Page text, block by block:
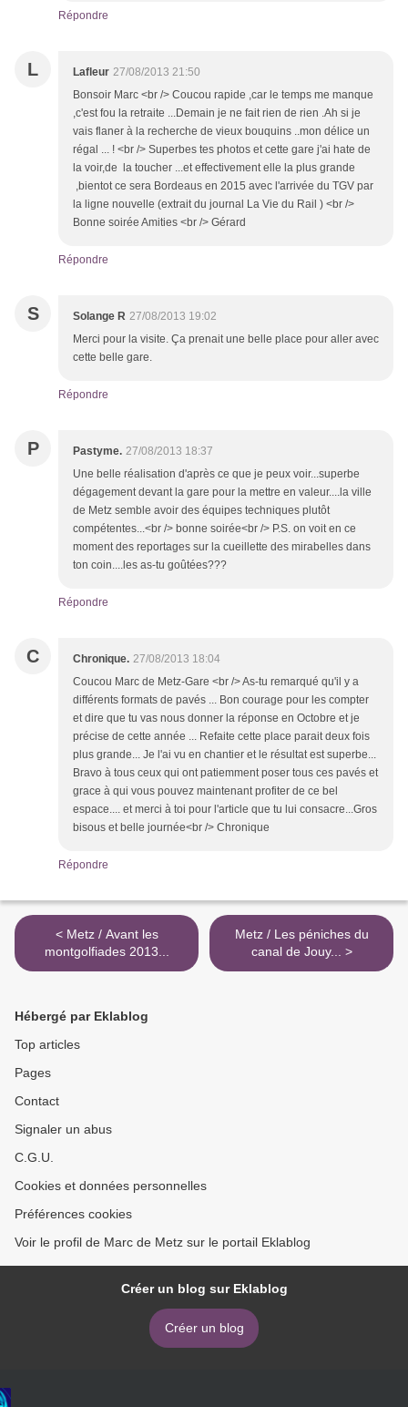
Répondre
L Lafleur 27/08/2013 21:50
Bonsoir Marc <br /> Coucou rapide ,car le temps me manque
,c'est fou la retraite ...Demain je ne fait rien de rien .Ah si je
vais flaner à la recherche de vieux bouquins ..mon délice un
régal ... ! <br /> Superbes tes photos et cette gare j'ai hate de
la voir,de la toucher ...et effectivement elle la plus grande
,bientot ce sera Bordeaus en 2015 avec l'arrivée du TGV par
la ligne nouvelle (extrait du journal La Vie du Rail ) <br />
Bonne soirée Amities <br /> Gérard
Répondre
S Solange R 27/08/2013 19:02
Merci pour la visite. Ça prenait une belle place pour aller avec
cette belle gare.
Répondre
P Pastyme. 27/08/2013 18:37
Une belle réalisation d'après ce que je peux voir...superbe
dégagement devant la gare pour la mettre en valeur....la ville
de Metz semble avoir des équipes techniques plutôt
compétentes...<br /> bonne soirée<br /> P.S. on voit en ce
moment des reportages sur la cueillette des mirabelles dans
ton coin....les as-tu goûtées???
Répondre
C Chronique. 27/08/2013 18:04
Coucou Marc de Metz-Gare <br /> As-tu remarqué qu'il y a
différents formats de pavés ... Bon courage pour les compter
et dire que tu vas nous donner la réponse en Octobre et je
précise de cette année ... Refaite cette place parait deux fois
plus grande... Je l'ai vu en chantier et le résultat est superbe...
Bravo à tous ceux qui ont patiemment poser tous ces pavés et
grace à qui vous pouvez maintenant profiter de ce bel
espace.... et merci à toi pour l'article que tu lui consacre...Gros
bisous et belle journée<br /> Chronique
Répondre
< Metz / Avant les
montgolfiades 2013...
Metz / Les péniches du
canal de Jouy... >
Hébergé par Eklablog
Top articles
Pages
Contact
Signaler un abus
C.G.U.
Cookies et données personnelles
Préférences cookies
Voir le profil de Marc de Metz sur le portail Eklablog
Créer un blog sur Eklablog
Créer un blog